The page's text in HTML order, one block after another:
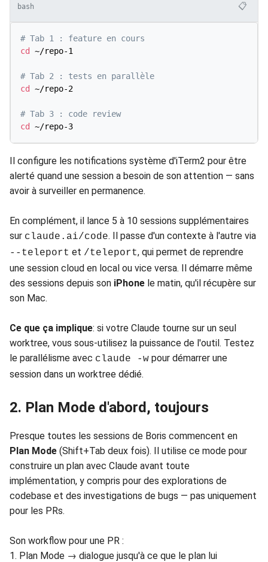
bash 📋
# Tab 1 : feature en cours
cd
~/repo-1
# Tab 2 : tests en parallèle
cd
~/repo-2
# Tab 3 : code review
cd
Il configure les notifications système d'iTerm2 pour être
alerté quand une session a besoin de son attention — sans
avoir à surveiller en permanence.
En complément, il lance 5 à 10 sessions supplémentaires
sur claude.ai/code. Il passe d'un contexte à l'autre via
--teleport et /teleport, qui permet de reprendre
une session cloud en local ou vice versa. Il démarre même
des sessions depuis son iPhone le matin, qu'il récupère sur
son Mac.
Ce que ça implique: si votre Claude tourne sur un seul
worktree, vous sous-utilisez la puissance de l'outil. Testez
le parallélisme avec claude -w pour démarrer une
session dans un worktree dédié.
2. Plan Mode d'abord, toujours
Presque toutes les sessions de Boris commencent en
Plan Mode (Shift+Tab deux fois). Il utilise ce mode pour
construire un plan avec Claude avant toute
implémentation, y compris pour des explorations de
codebase et des investigations de bugs — pas uniquement
pour les PRs.
Son workflow pour une PR :
1. Plan Mode → dialogue jusqu'à ce que le plan lui